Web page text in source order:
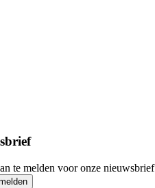
te melden voor onze nieuwsbrief